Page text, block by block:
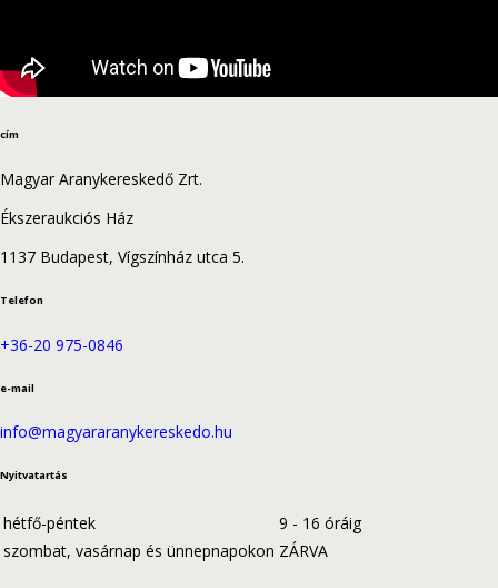
cím
Magyar Aranykereskedő Zrt.
Ékszeraukciós Ház
1137 Budapest, Vígszínház utca 5.
Telefon
+36-20 975-0846
e-mail
info@magyararanykereskedo.hu
Nyitvatartás
hétfő-péntek
9 - 16 óráig
szombat, vasárnap és ünnepnapokon ZÁRVA